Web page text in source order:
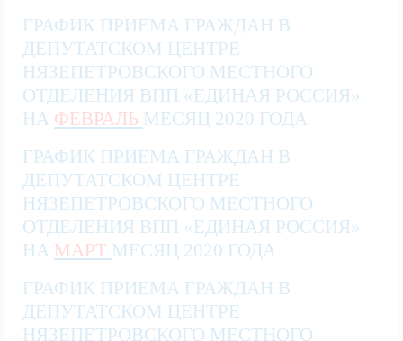
ГРАФИК ПРИЕМА ГРАЖДАН В
ДЕПУТАТСКОМ ЦЕНТРЕ
НЯЗЕПЕТРОВСКОГО МЕСТНОГО
ОТДЕЛЕНИЯ ВПП «ЕДИНАЯ РОССИЯ»
НА ФЕВРАЛЬ МЕСЯЦ 2020 ГОДА
ГРАФИК ПРИЕМА ГРАЖДАН В
ДЕПУТАТСКОМ ЦЕНТРЕ
НЯЗЕПЕТРОВСКОГО МЕСТНОГО
ОТДЕЛЕНИЯ ВПП «ЕДИНАЯ РОССИЯ»
НА МАРТ МЕСЯЦ 2020 ГОДА
ГРАФИК ПРИЕМА ГРАЖДАН В
ДЕПУТАТСКОМ ЦЕНТРЕ
НЯЗЕПЕТРОВСКОГО МЕСТНОГО